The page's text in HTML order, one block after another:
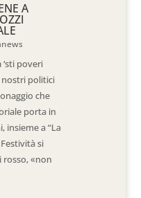
A
‘sti poveri
nostri politici
che
porta in
insieme a “La
si
«non